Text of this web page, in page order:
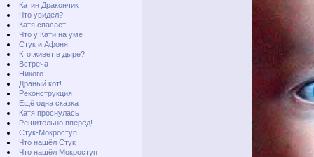
Катин Дракончик
Что увидел?
Катя спасает
Что у Кати на уме
Стук и Афоня
Кто живет в дыре?
Встреча
Никого
Драный кот!
Реконструкция
Ещё одна сказка
Катя проснулась
Решительно вперед!
Стук-Мокроступ
Что нашёл Стук
Что нашёл Мокроступ